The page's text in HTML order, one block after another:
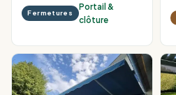
Fermetures
Portail &
clôture